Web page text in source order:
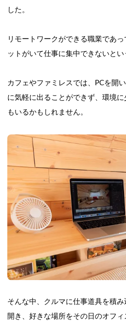
した。
リモートワークができる職業であ
ットがいて仕事に集中できないとい
カフェやファミレスでは、PCを開
に気軽に出ることができず、環境
もいるかもしれません。
そんな中、クルマに仕事道具を積
開き、好きな場所をその日のオフ